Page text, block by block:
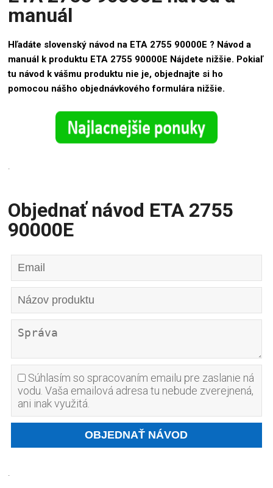
manuál
Hľadáte slovenský návod na ETA 2755 90000E ? Návod a
manuál k produktu ETA 2755 90000E Nájdete nižšie. Pokiaľ
tu návod k vášmu produktu nie je, objednajte si ho
pomocou nášho objednávkového formulára nižšie.
.
Objednať návod ETA 2755
90000E
Súhlasím so spracovaním emailu pre zaslanie ná
vodu. Vaša emailová adresa tu nebude zverejnená,
ani inak využitá.
.